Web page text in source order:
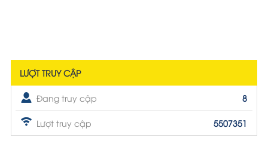
LƯỢT TRUY CẬP
Đang truy cập 8
Lượt truy cập 5507351